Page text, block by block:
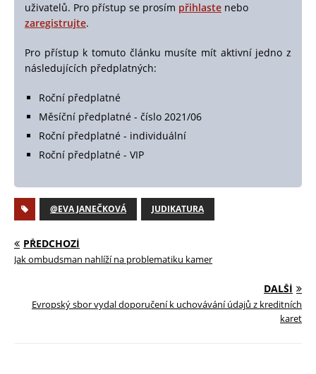
uživatelů. Pro přístup se prosím přihlaste nebo
zaregistrujte.
Pro přístup k tomuto článku musíte mít aktivní jedno z
následujících předplatných:
Roční předplatné
Měsíční předplatné - číslo 2021/06
Roční předplatné - individuální
Roční předplatné - VIP
@EVA JANEČKOVÁ JUDIKATURA
PŘEDCHOZÍ
Jak ombudsman nahlíží na problematiku kamer
DALŠÍ
Evropský sbor vydal doporučení k uchovávání údajů z kreditních
karet